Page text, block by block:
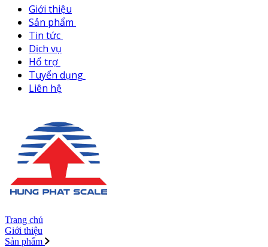
Giới thiệu
Sản phẩm
Tin tức
Dịch vụ
Hổ trợ
Tuyển dụng
Liên hệ
Trang chủ
Giới thiệu
Sản phẩm